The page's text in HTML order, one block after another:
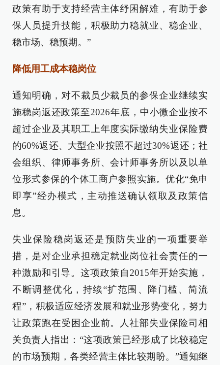
政策有助于支持经营主体纾困解难，有助于参
保人员提升技能，积极助力稳就业、稳企业、
稳市场、稳预期。”
降低用工成本稳岗位
通知明确，对不裁员少裁员的参保企业继续实
施稳岗返还政策至2026年底，中小微企业按不
超过企业及其职工上年度实际缴纳失业保险费
的60%返还、大型企业按照不超过30%返还；社
会组织、律师事务所、会计师事务所以及以单
位形式参保的个体工商户参照实施。优化“免申
即享”经办模式，主动推送确认领取及政策信
息。
失业保险稳岗返还是预防失业的一项重要举
措，是对企业承担稳定就业岗位社会责任的一
种激励和引导。这项政策自2015年开始实施，
不断调整优化，持续“扩范围、降门槛、简流
程”，积极适应经济发展和就业形势变化，努力
让政策跑在受困企业前。人社部失业保险司相
关负责人指出：“这项政策已经形成了比较稳定
的市场预期，各类经营主体比较期盼。”通知继